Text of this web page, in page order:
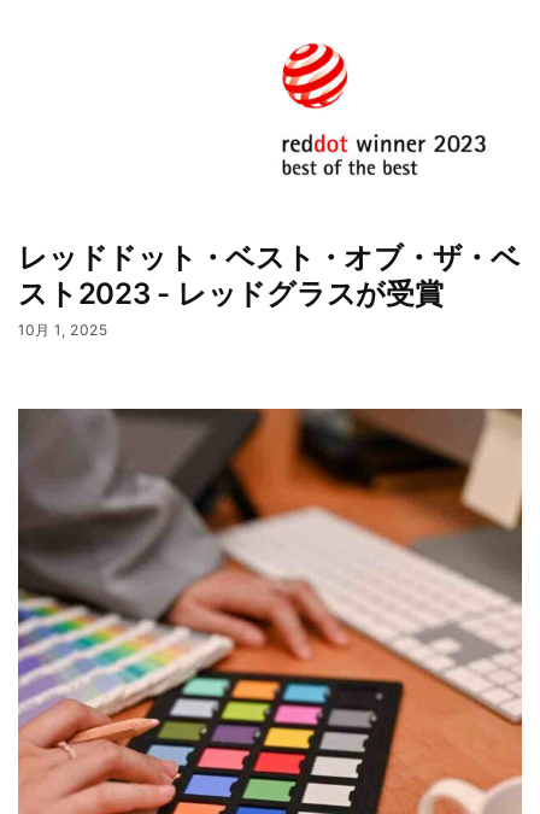
レッドドット・ベスト・オブ・ザ・ベ
スト2023 - レッドグラスが受賞
10月 1, 2025